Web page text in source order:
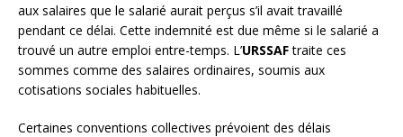
aux salaires que le salarié aurait perçus s’il avait travaillé
pendant ce délai. Cette indemnité est due même si le salarié a
trouvé un autre emploi entre-temps. L’URSSAFtraite ces
sommes comme des salaires ordinaires, soumis aux
cotisations sociales habituelles.
Certaines conventions collectives prévoient des délais